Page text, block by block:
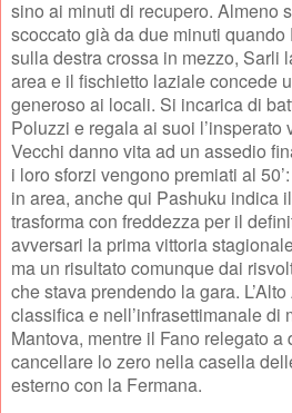
sino ai minuti di recupero. Almeno
scoccato già da due minuti
sulla destra crossa in mezzo, Sarli
area e il fischietto laziale concede
generoso ai locali. Si incarica di
Poluzzi e regala ai suoi
Vecchi danno vita ad un assedio
i loro sforzi vengono premiati al
in area, anche qui Pashuku indica
trasforma con freddezza per il
avversari la prima vittoria
ma un risultato comunque dai
che stava prendendo la gara.
classifica e nell’infrasettimanale di
Mantova, mentre il Fano relegato a
cancellare lo zero nella casella
esterno con la Fermana.